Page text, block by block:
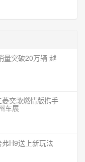
量突破20万辆 越
奕歌燃情版携手
车展
H9送上新玩法